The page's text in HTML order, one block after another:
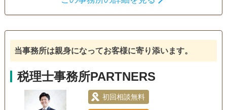
日：祝祭日)
生前贈与
電話相談可 訪問可 女性スタッフ対応可 土日相談可
当事務所は親身になってお客様に寄り添います。
税理士事務所PARTNERS
初回相談無料